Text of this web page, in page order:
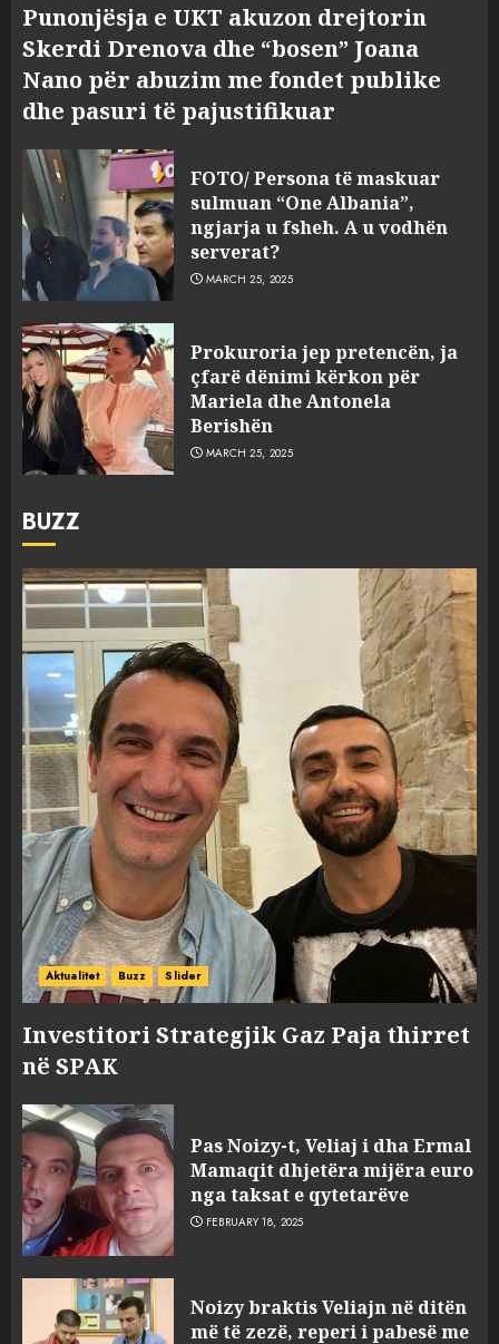
Punonjësja e UKT akuzon drejtorin
Skerdi Drenova dhe “bosen” Joana
Nano për abuzim me fondet publike
dhe pasuri të pajustifikuar
FOTO/ Persona të maskuar
sulmuan “One Albania”,
ngjarja u fsheh. A u vodhën
serverat?
MARCH 25, 2025
Prokuroria jep pretencën, ja
çfarë dënimi kërkon për
Mariela dhe Antonela
Berishën
MARCH 25, 2025
BUZZ
Aktualitet Buzz Slider
Investitori Strategjik Gaz Paja thirret
në SPAK
Pas Noizy-t, Veliaj i dha Ermal
Mamaqit dhjetëra mijëra euro
nga taksat e qytetarëve
FEBRUARY 18, 2025
Noizy braktis Veliajn në ditën
më të zezë, reperi i pabesë me
sulmuan “One Albania”,
ngjarja u fsheh. A u vodhën